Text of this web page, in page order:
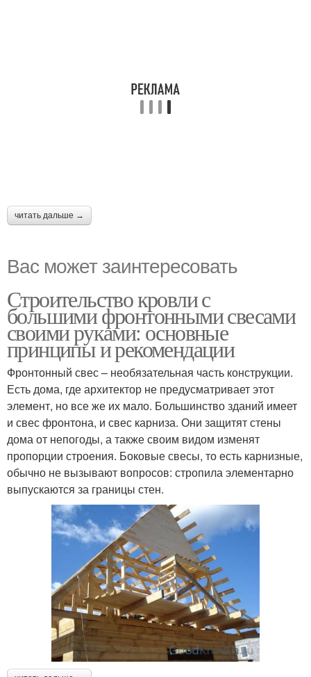
читать дальше →
Вас может заинтересовать
Строительство кровли с
большими фронтонными свесами
своими руками: основные
принципы и рекомендации
Фронтонный свес – необязательная часть конструкции.
Есть дома, где архитектор не предусматривает этот
элемент, но все же их мало. Большинство зданий имеет
и свес фронтона, и свес карниза. Они защитят стены
дома от непогоды, а также своим видом изменят
пропорции строения. Боковые свесы, то есть карнизные,
обычно не вызывают вопросов: стропила элементарно
выпускаются за границы стен.